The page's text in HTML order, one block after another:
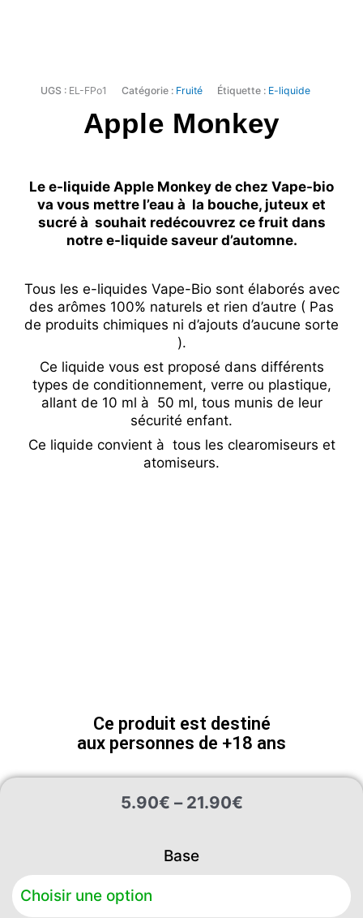
UGS : EL-FPo1 Catégorie : Fruité Étiquette : E-liquide
Apple Monkey
Le e-liquide Apple Monkey de chez Vape-bio
va vous mettre l’eau à la bouche, juteux et
sucré à souhait redécouvrez ce fruit dans
notre e-liquide saveur d’automne.
Tous les e-liquides Vape-Bio sont élaborés avec
des arômes 100% naturels et rien d’autre ( Pas
de produits chimiques ni d’ajouts d’aucune sorte
).
Ce liquide vous est proposé dans différents
types de conditionnement, verre ou plastique,
allant de 10 ml à 50 ml, tous munis de leur
sécurité enfant.
Ce liquide convient à tous les clearomiseurs et
atomiseurs.
Ce produit est destiné
aux personnes de +18 ans
5.90€ – 21.90€
Plage
5.90€
à
Base